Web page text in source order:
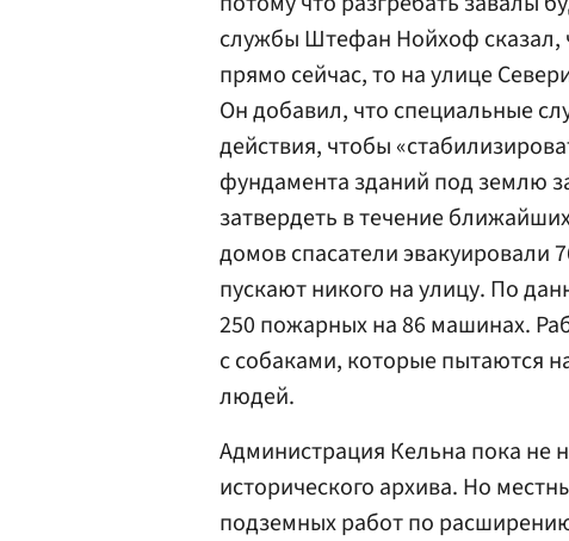
службы Штефан Нойхоф сказал,
прямо сейчас, то на улице
Он добавил, что специальные
действия, чтобы
фундамента зданий под землю
затвердеть в течение
домов спасатели эвакуировали
пускают никого на улицу. По
250 пожарных на 86 машинах.
с собаками, которые пытаются
людей.
Администрация Кельна пока не
исторического архива. Но
подземных работ по